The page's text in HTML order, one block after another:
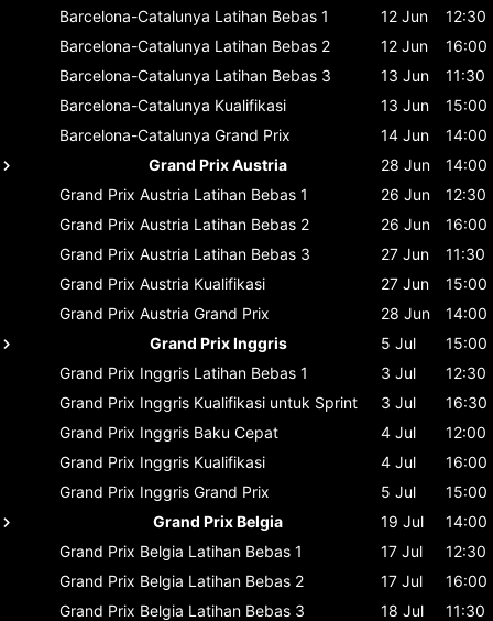
Barcelona-Catalunya Latihan Bebas 1 12 Jun
12:30
Barcelona-Catalunya Latihan Bebas 2 12 Jun
16:00
Barcelona-Catalunya Latihan Bebas 3 13 Jun
11:30
Barcelona-Catalunya Kualifikasi 13 Jun
15:00
Barcelona-Catalunya Grand Prix 14 Jun
14:00
Grand Prix Austria
28 Jun
14:00
Grand Prix Austria Latihan Bebas 1 26 Jun
12:30
Grand Prix Austria Latihan Bebas 2 26 Jun
16:00
Grand Prix Austria Latihan Bebas 3 27 Jun
11:30
Grand Prix Austria Kualifikasi 27 Jun
15:00
Grand Prix Austria Grand Prix 28 Jun
14:00
Grand Prix Inggris
5 Jul
15:00
Grand Prix Inggris Latihan Bebas 1 3 Jul
12:30
Grand Prix Inggris Kualifikasi untuk Sprint 3 Jul
16:30
Grand Prix Inggris Baku Cepat 4 Jul
12:00
Grand Prix Inggris Kualifikasi 4 Jul
16:00
Grand Prix Inggris Grand Prix 5 Jul
15:00
Grand Prix Belgia
19 Jul
14:00
Grand Prix Belgia Latihan Bebas 1 17 Jul
12:30
Grand Prix Belgia Latihan Bebas 2 17 Jul
16:00
Grand Prix Belgia Latihan Bebas 3 18 Jul
11:30